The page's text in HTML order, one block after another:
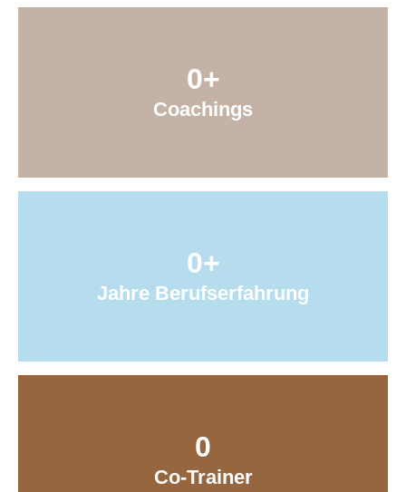
Coachings
0+
Jahre Berufserfahrung
0+
Co-Trainer
0